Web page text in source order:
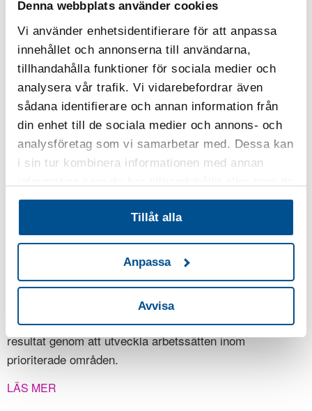
Denna webbplats använder cookies
Vi använder enhetsidentifierare för att anpassa
innehållet och annonserna till användarna,
tillhandahålla funktioner för sociala medier och
analysera vår trafik. Vi vidarebefordrar även
sådana identifierare och annan information från
din enhet till de sociala medier och annons- och
analysföretag som vi samarbetar med. Dessa kan
i sin tur kombinera informationen med annan
har samlat in när du har använt deras tjänster.
Tillåt alla
Anpassa
Avvisa
rätt riktning och utveckla kvalitetskulturen. Mätningen
ger dessutom ledare och medarbetare ett gemensamt
språk kring hur värderingar hänger samman med våra
beteenden.
LÄS MER
SIQ Management Index
Management Index indikerar nuläget i verksamheten i
relation till faktorer som kännetecknar framgångsrika
verksamheter. Det handlar om ledarnas perspektiv på
verksamhetens nuläge och potential. Med den
efterföljande reflektionen i workshopen kan
ledningsgruppen tillsammans och faktabaserat inrikta
förbättringsarbetet. Syftet är att förbättra organisationens
resultat genom att utveckla arbetssätten inom
prioriterade områden.
LÄS MER